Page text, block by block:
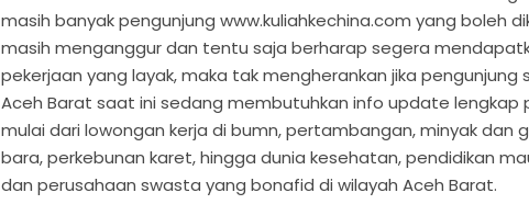
masih banyak pengunjung www.kuliahkechina.com yang boleh
masih menganggur dan tentu saja berharap segera
pekerjaan yang layak, maka tak mengherankan jika pengunjung
Aceh Barat saat ini sedang membutuhkan info update lengkap
mulai dari lowongan kerja di bumn, pertambangan, minyak dan
bara, perkebunan karet, hingga dunia kesehatan, pendidikan
dan perusahaan swasta yang bonafid di wilayah Aceh Barat.